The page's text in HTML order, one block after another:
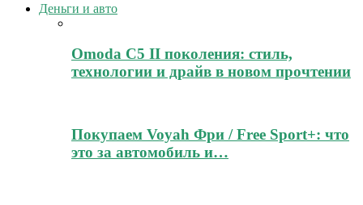
Деньги и авто
Omoda C5 II поколения: стиль,
технологии и драйв в новом прочтении
Покупаем Voyah Фри / Free Sport+: что
это за автомобиль и…